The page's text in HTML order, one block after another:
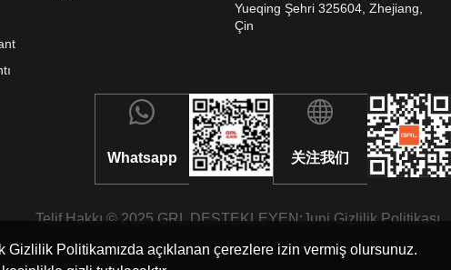
Politikamızda açıklanan çerezlere izin vermiş olursunuz.
Yueqing Şehri 325604, Zhejiang,
Çin
Whatsapp 关注我们
Telif Hakkı © 2025 GRL DESTEKLEYEN: Junj Gizlilik Politikası